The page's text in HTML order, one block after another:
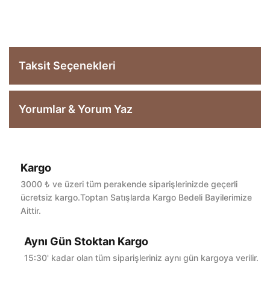
Taksit Seçenekleri
Yorumlar & Yorum Yaz
Bu ürüne ilk yorumu siz yapın!
Kargo
3000 ₺ ve üzeri tüm perakende siparişlerinizde geçerli
ücretsiz kargo.Toptan Satışlarda Kargo Bedeli Bayilerimize
Aittir.
Aynı Gün Stoktan Kargo
15:30' kadar olan tüm siparişleriniz aynı gün kargoya verilir.